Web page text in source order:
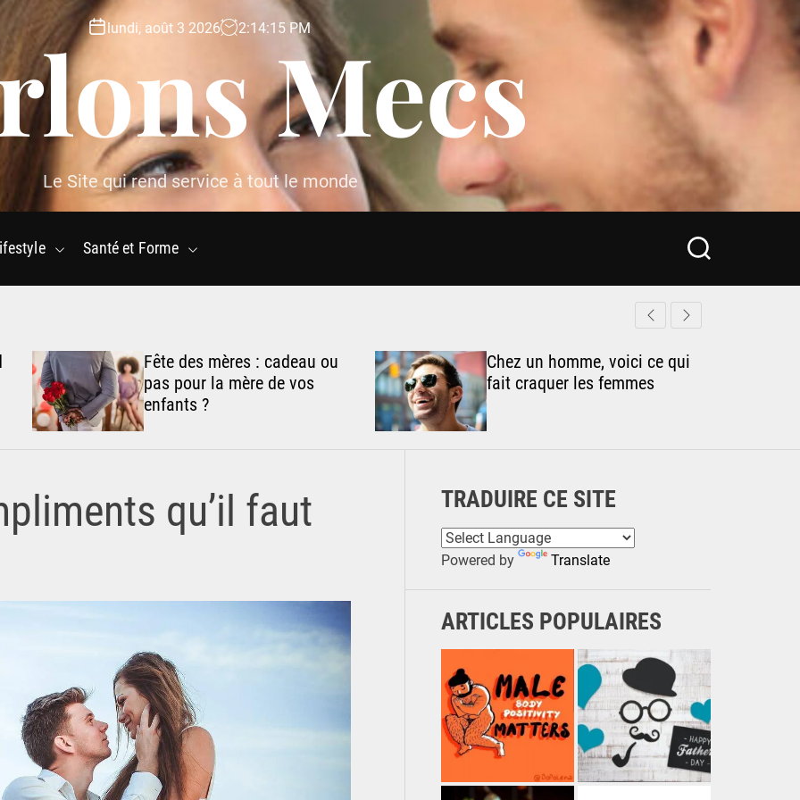
lundi, août 3 2026 2:14:16 PM
Mecs
Le Site qui rend service à tout le monde
Santé et Forme
S
a
r
c
Fête des mères : cadeau ou
pas pour la mère de vos
enfants ?
Chez un homme, voici ce qui
fait craquer les femmes
qu’il faut
TRADUIRE CE SITE
Powered by Translate
ARTICLES POPULAIRES